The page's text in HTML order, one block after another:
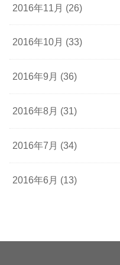
2016年11月 (26)
2016年10月 (33)
2016年9月 (36)
2016年8月 (31)
2016年7月 (34)
2016年6月 (13)